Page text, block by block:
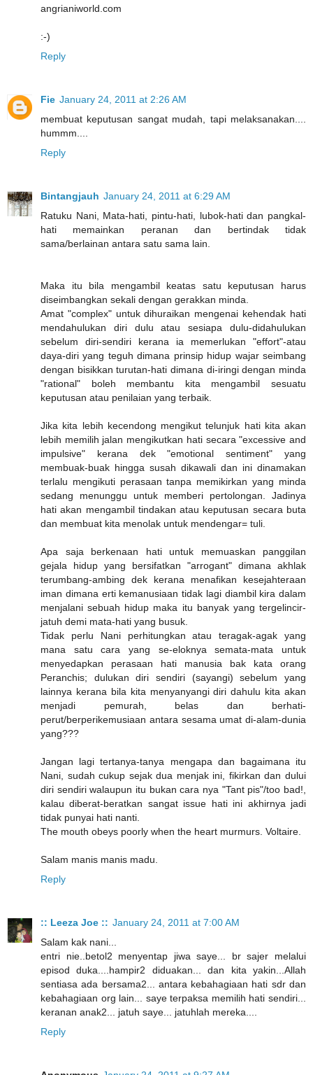
angrianiworld.com
:-)
Reply
Fie January 24, 2011 at 2:26 AM
membuat keputusan sangat mudah, tapi melaksanakan....
hummm....
Reply
Bintangjauh January 24, 2011 at 6:29 AM
Ratuku Nani, Mata-hati, pintu-hati, lubok-hati dan pangkal-
hati memainkan peranan dan bertindak tidak
sama/berlainan antara satu sama lain.
Maka itu bila mengambil keatas satu keputusan harus
diseimbangkan sekali dengan gerakkan minda.
Amat "complex" untuk dihuraikan mengenai kehendak hati
mendahulukan diri dulu atau sesiapa dulu-didahulukan
sebelum diri-sendiri kerana ia memerlukan "effort"-atau
daya-diri yang teguh dimana prinsip hidup wajar seimbang
dengan bisikkan turutan-hati dimana di-iringi dengan minda
"rational" boleh membantu kita mengambil sesuatu
keputusan atau penilaian yang terbaik.
Jika kita lebih kecendong mengikut telunjuk hati kita akan
lebih memilih jalan mengikutkan hati secara "excessive and
impulsive" kerana dek "emotional sentiment" yang
membuak-buak hingga susah dikawali dan ini dinamakan
terlalu mengikuti perasaan tanpa memikirkan yang minda
sedang menunggu untuk memberi pertolongan. Jadinya
hati akan mengambil tindakan atau keputusan secara buta
dan membuat kita menolak untuk mendengar= tuli.
Apa saja berkenaan hati untuk memuaskan panggilan
gejala hidup yang bersifatkan "arrogant" dimana akhlak
terumbang-ambing dek kerana menafikan kesejahteraan
iman dimana erti kemanusiaan tidak lagi diambil kira dalam
menjalani sebuah hidup maka itu banyak yang tergelincir-
jatuh demi mata-hati yang busuk.
Tidak perlu Nani perhitungkan atau teragak-agak yang
mana satu cara yang se-eloknya semata-mata untuk
menyedapkan perasaan hati manusia bak kata orang
Peranchis; dulukan diri sendiri (sayangi) sebelum yang
lainnya kerana bila kita menyanyangi diri dahulu kita akan
menjadi pemurah, belas dan berhati-
perut/berperikemusiaan antara sesama umat di-alam-dunia
yang???
Jangan lagi tertanya-tanya mengapa dan bagaimana itu
Nani, sudah cukup sejak dua menjak ini, fikirkan dan dului
diri sendiri walaupun itu bukan cara nya "Tant pis"/too bad!,
kalau diberat-beratkan sangat issue hati ini akhirnya jadi
tidak punyai hati nanti.
The mouth obeys poorly when the heart murmurs. Voltaire.
Salam manis manis madu.
Reply
:: Leeza Joe :: January 24, 2011 at 7:00 AM
Salam kak nani...
entri nie..betol2 menyentap jiwa saye... br sajer melalui
episod duka....hampir2 diduakan... dan kita yakin...Allah
sentiasa ada bersama2... antara kebahagiaan hati sdr dan
kebahagiaan org lain... saye terpaksa memilih hati sendiri...
keranan anak2... jatuh saye... jatuhlah mereka....
Reply